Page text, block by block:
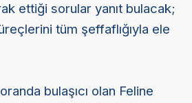
ettiği sorular yanıt bulacak;
tüm şeffaflığıyla ele
bulaşıcı olan Feline